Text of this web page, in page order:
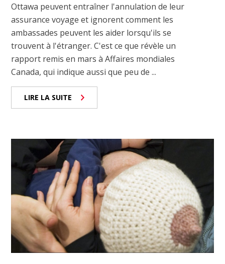
Ottawa peuvent entraîner l'annulation de leur
assurance voyage et ignorent comment les
ambassades peuvent les aider lorsqu'ils se
trouvent à l'étranger. C'est ce que révèle un
rapport remis en mars à Affaires mondiales
Canada, qui indique aussi que peu de ...
LIRE LA SUITE